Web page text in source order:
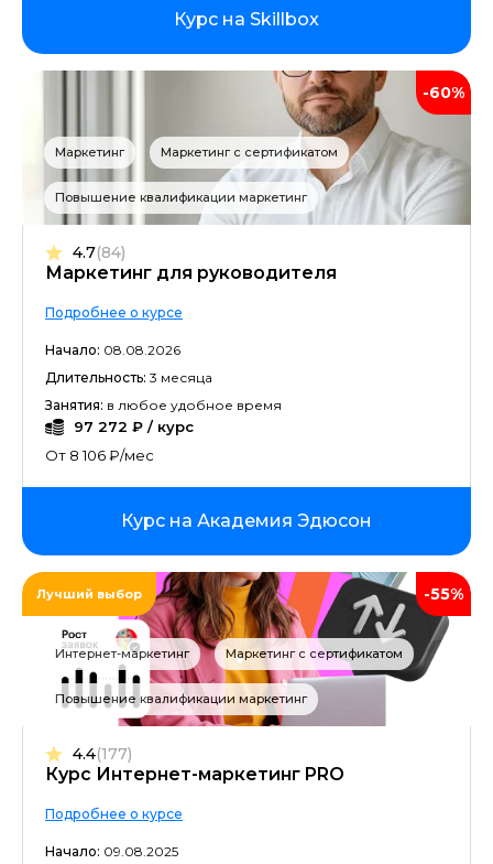
Курс на Skillbox
-60%
Маркетинг Маркетинг с сертификатом
Повышение квалификации маркетинг
Маркетинг для руководителя
4.7(84)
Подробнее о курсе
Начало: 08.08.2026
Длительность: 3 месяца
Занятия: в любое удобное время
97 272 ₽ / курс
От 8 106 ₽/мес
Курс на Академия Эдюсон
Лучший выбор -55%
Интернет-маркетинг Маркетинг с сертификатом
Повышение квалификации маркетинг
Курс Интернет-маркетинг PRO
4.4(177)
Подробнее о курсе
Начало: 09.08.2025